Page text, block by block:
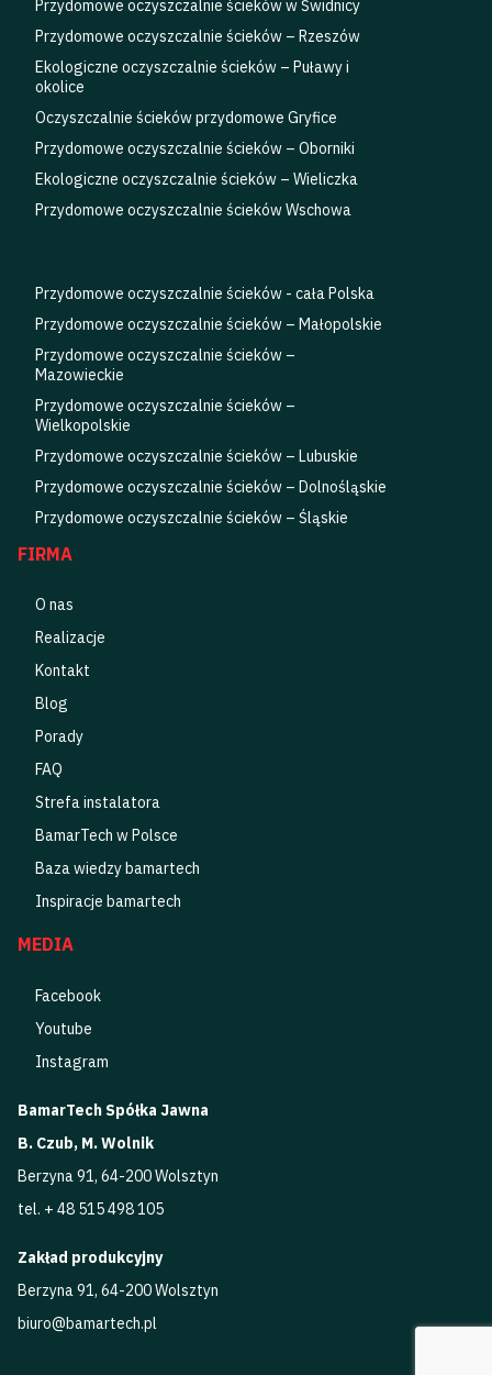
Przydomowe oczyszczalnie ścieków w Świdnicy
Przydomowe oczyszczalnie ścieków – Rzeszów
Ekologiczne oczyszczalnie ścieków – Puławy i
okolice
Oczyszczalnie ścieków przydomowe Gryfice
Przydomowe oczyszczalnie ścieków – Oborniki
Ekologiczne oczyszczalnie ścieków – Wieliczka
Przydomowe oczyszczalnie ścieków Wschowa
Przydomowe oczyszczalnie ścieków - cała Polska
Przydomowe oczyszczalnie ścieków – Małopolskie
Przydomowe oczyszczalnie ścieków –
Mazowieckie
Przydomowe oczyszczalnie ścieków –
Wielkopolskie
Przydomowe oczyszczalnie ścieków – Lubuskie
Przydomowe oczyszczalnie ścieków – Dolnośląskie
Przydomowe oczyszczalnie ścieków – Śląskie
FIRMA
O nas
Realizacje
Kontakt
Blog
Porady
FAQ
Strefa instalatora
BamarTech w Polsce
Baza wiedzy bamartech
Inspiracje bamartech
MEDIA
Facebook
Youtube
Instagram
BamarTech Spółka Jawna
B. Czub, M. Wolnik
Berzyna 91, 64-200 Wolsztyn
tel. + 48 515 498 105
Zakład produkcyjny
Berzyna 91, 64-200 Wolsztyn
biuro@bamartech.pl